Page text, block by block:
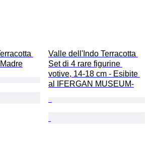
Valle dell'Indo Terracotta
Set di 4 rare figurine
votive, 14-18 cm - Esibite
al IFERGAN MUSEUM-